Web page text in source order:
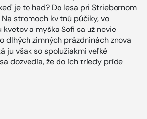
je to had? Do lesa pri Striebornom
Na stromoch kvitnú púčiky, vo
a myška Sofi sa už nevie
dlhých zimných prázdninách znova
ju však so spolužiakmi veľké
dozvedia, že do ich triedy príde